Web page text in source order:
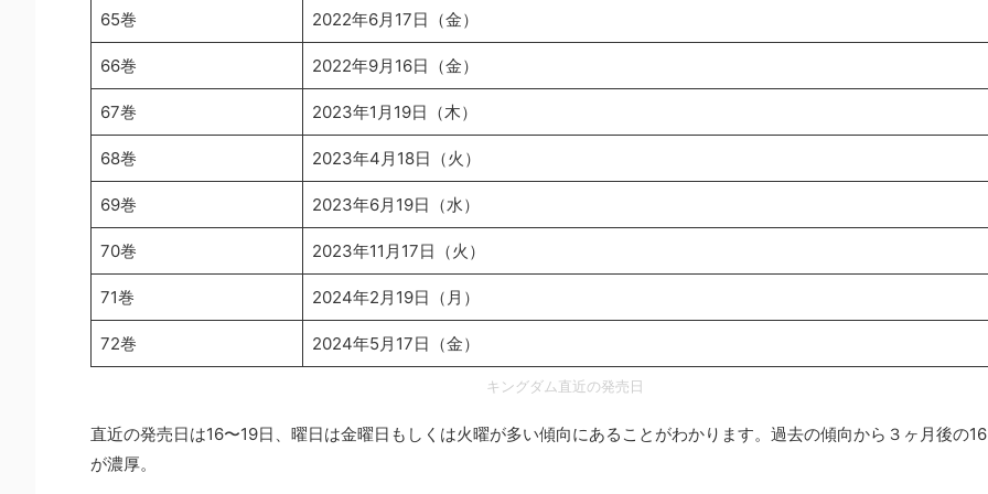
65巻 2022年6月17日（金）
66巻 2022年9月16日（金）
67巻 2023年1月19日（木）
68巻 2023年4月18日（火）
69巻 2023年6月19日（水）
70巻 2023年11月17日（火）
71巻 2024年2月19日（月）
72巻 2024年5月17日（金）
キングダム直近の発売日
直近の発売日は16〜19日、曜日は金曜日もしくは火曜が多い傾向にあることがわかります。過去の傾向から３ヶ月後の
が濃厚。